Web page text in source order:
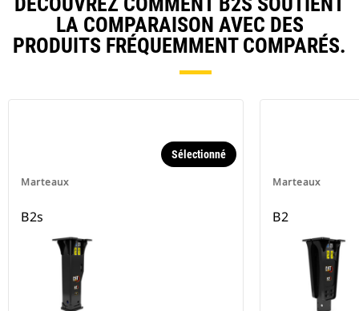
LA COMPARAISON AVEC DES
PRODUITS FRÉQUEMMENT COMPARÉS.
Marteaux
Sélectionné
B2s
Marteaux
B2